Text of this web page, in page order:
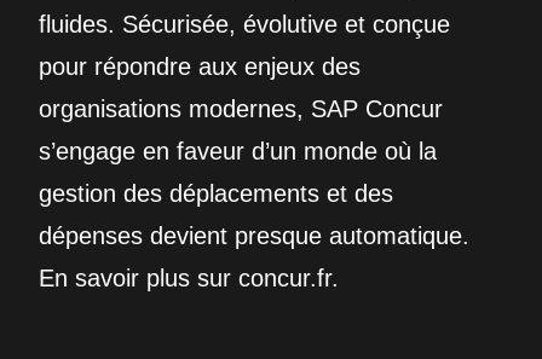
fluides. Sécurisée, évolutive et conçue
pour répondre aux enjeux des
organisations modernes, SAP Concur
s’engage en faveur d’un monde où la
gestion des déplacements et des
dépenses devient presque automatique.
En savoir plus sur concur.fr.